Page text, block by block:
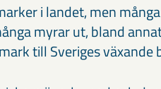
i landet, men
myrar ut, bland
till Sveriges växande